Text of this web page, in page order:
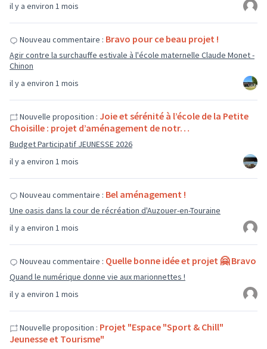
il y a environ 1 mois
il y a environ 1 mois
Nouveau commentaire : Bravo pour ce beau projet !
Agir contre la surchauffe estivale à l'école maternelle Claude Monet -
Chinon
il y a environ 1 mois
Nouvelle proposition : Joie et sérénité à l’école de la Petite
Choisille : projet d’aménagement de notr…
Budget Participatif JEUNESSE 2026
il y a environ 1 mois
Nouveau commentaire : Bel aménagement !
Une oasis dans la cour de récréation d'Auzouer-en-Touraine
il y a environ 1 mois
Nouveau commentaire : Quelle bonne idée et projet 🤗 Bravo
Quand le numérique donne vie aux marionnettes !
Nouvelle proposition : Projet "Espace "Sport & Chill"
Jeunesse et Tourisme"